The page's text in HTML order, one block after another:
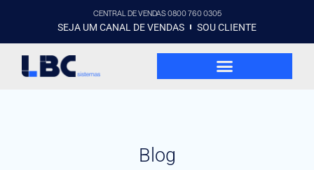
CENTRAL DE VENDAS 0800 760 0305
SEJA UM CANAL DE VENDAS SOU CLIENTE
Blog